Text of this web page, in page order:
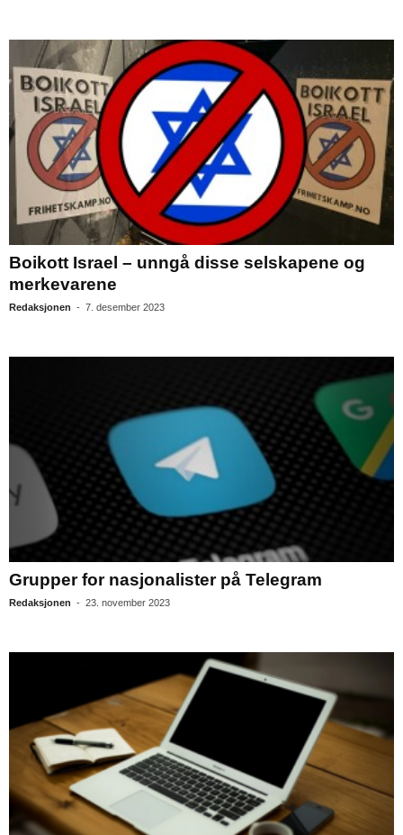
Boikott Israel – unngå disse selskapene og
merkevarene
Redaksjonen - 7. desember 2023
Grupper for nasjonalister på Telegram
Redaksjonen - 23. november 2023